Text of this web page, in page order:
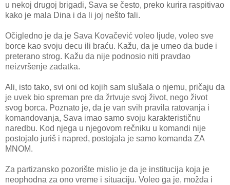
u nekoj drugoj brigadi, Sava se često, preko kurira raspitivao
kako je mala Dina i da li joj nešto fali.
Očigledno je da je Sava Kovačević voleo ljude, voleo sve
borce kao svoju decu ili braću. Kažu, da je umeo da bude i
preterano strog. Kažu da nije podnosio niti pravdao
neizvršenje zadatka.
Ali, isto tako, svi oni od kojih sam slušala o njemu, pričaju da
je uvek bio spreman pre da žrtvuje svoj život, nego život
svog borca. Poznato je, da je van svih pravila ratovanja i
komandovanja, Sava imao samo svoju karakterističnu
naredbu. Kod njega u njegovom rečniku u komandi nije
postojalo juriš i napred, postojala je samo komanda ZA
MNOM.
Za partizansko pozorište mislio je da je institucija koja je
neophodna za ono vreme i situaciju. Voleo ga je, možda i